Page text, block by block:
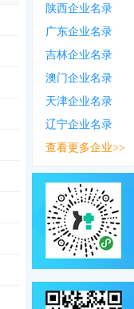
陕西企业名录
广东企业名录
吉林企业名录
澳门企业名录
天津企业名录
辽宁企业名录
查看更多企业>>